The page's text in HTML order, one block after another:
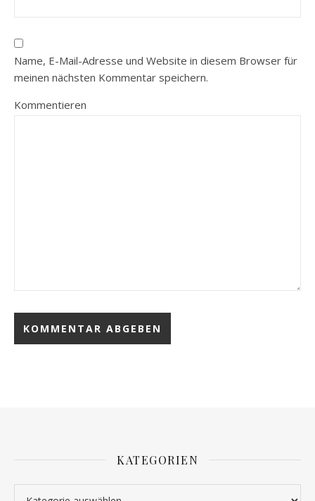
Name, E-Mail-Adresse und Website in diesem Browser für
meinen nächsten Kommentar speichern.
Kommentieren
KATEGORIEN